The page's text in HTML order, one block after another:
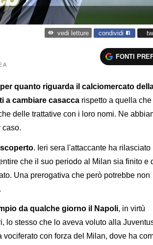
vedi letture condividi
A
FONTI
quanto riguarda il calciomercato
a cambiare casacca rispetto a quella che
delle trattative con i loro nomi. Ne
caso.
. Ieri sera l'attaccante ha rilasciato
che il suo periodo al Milan sia finito e
Una prerogativa che però potrebbe non
da qualche giorno il Napoli, in virtù
lo stesso che lo aveva voluto alla
con forza del Milan, dove ha